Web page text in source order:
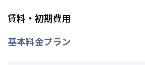
賃料・初期費用
基本料金プラン